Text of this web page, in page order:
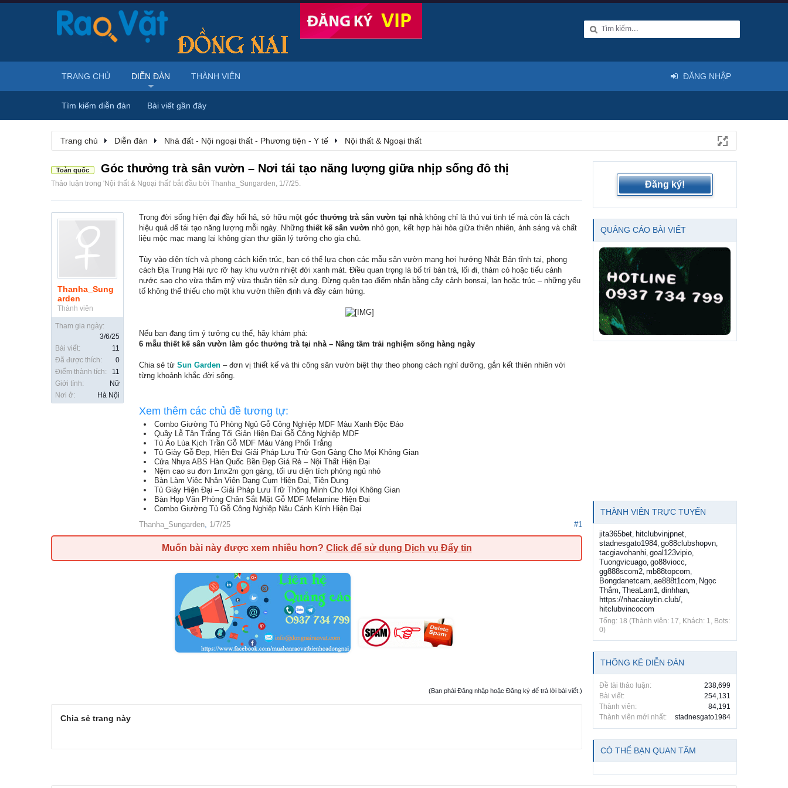
Trang chủ Diễn đàn Nhà đất - Nội ngoại thất - Phương tiện - Y tế Nội thất & Ngoại thất
Toàn quốc Góc thưởng trà sân vườn – Nơi tái tạo năng lượng giữa nhịp sống đô thị
Thảo luận trong 'Nội thất & Ngoại thất' bắt đầu bởi Thanha_Sungarden, 1/7/25.
Thanha_Sung
arden
Thành viên
Tham gia ngày:
3/6/25
Bài viết:
11
Đã được thích:
0
Điểm thành tích:
11
Giới tính:
Nữ
Nơi ở:
Hà Nội
Trong đời sống hiện đại đầy hối hả, sở hữu một góc thưởng trà sân vườn tại nhàkhông chỉ là thú vui tinh tế mà còn là cách
hiệu quả để tái tạo năng lượng mỗi ngày. Những thiết kế sân vườn nhỏ gọn, kết hợp hài hòa giữa thiên nhiên, ánh sáng và chất
liệu mộc mạc mang lại không gian thư giãn lý tưởng cho gia chủ.
Tùy vào diện tích và phong cách kiến trúc, bạn có thể lựa chọn các mẫu sân vườn mang hơi hướng Nhật Bản tĩnh tại, phong
cách Địa Trung Hải rực rỡ hay khu vườn nhiệt đới xanh mát. Điều quan trọng là bố trí bàn trà, lối đi, thảm cỏ hoặc tiểu cảnh
nước sao cho vừa thẩm mỹ vừa thuận tiện sử dụng. Đừng quên tạo điểm nhấn bằng cây cảnh bonsai, lan hoặc trúc – những yếu
tố không thể thiếu cho một khu vườn thiền định và đầy cảm hứng.
Nếu bạn đang tìm ý tưởng cụ thể, hãy khám phá:
6 mẫu thiết kế sân vườn làm góc thưởng trà tại nhà – Nâng tầm trải nghiệm sống hàng ngày
Chia sẻ từ Sun Garden – đơn vị thiết kế và thi công sân vườn biệt thự theo phong cách nghỉ dưỡng, gắn kết thiên nhiên với
từng khoảnh khắc đời sống.
Xem thêm các chủ đề tương tự:
Combo Giường Tủ Phòng Ngủ Gỗ Công Nghiệp MDF Màu Xanh Độc Đáo
Quầy Lễ Tân Trắng Tối Giản Hiện Đại Gỗ Công Nghiệp MDF
Tủ Áo Lùa Kịch Trần Gỗ MDF Màu Vàng Phối Trắng
Tủ Giày Gỗ Đẹp, Hiện Đại Giải Pháp Lưu Trữ Gọn Gàng Cho Mọi Không Gian
Cửa Nhựa ABS Hàn Quốc Bền Đẹp Giá Rẻ – Nội Thất Hiện Đại
Nệm cao su đơn 1mx2m gọn gàng, tối ưu diện tích phòng ngủ nhỏ
Bàn Làm Việc Nhân Viên Dạng Cụm Hiện Đại, Tiện Dụng
Tủ Giày Hiện Đại – Giải Pháp Lưu Trữ Thông Minh Cho Mọi Không Gian
Bàn Họp Văn Phòng Chân Sắt Mặt Gỗ MDF Melamine Hiện Đại
Combo Giường Tủ Gỗ Công Nghiệp Nâu Cánh Kính Hiện Đại
Thanha_Sungarden, 1/7/25 #1
Muốn bài này được xem nhiều hơn? Click để sử dụng Dịch vụ Đẩy tin
(Bạn phải Đăng nhập hoặc Đăng ký để trả lời bài viết.)
Chia sẻ trang này
Đăng ký!
QUẢNG CÁO BÀI VIẾT
THÀNH VIÊN TRỰC TUYẾN
jita365bet, hitclubvinjpnet,
stadnesgato1984, go88clubshopvn,
tacgiavohanhi, goal123vipio,
Tuongvicuago, go88viocc,
gg888scom2, mb88topcom,
Bongdanetcam, ae888t1com, Ngọc
Thắm, TheaLam1, dinhhan,
https://nhacaiuytin.club/,
hitclubvincocom
Tổng: 18 (Thành viên: 17, Khách: 1, Bots:
0)
THỐNG KÊ DIỄN ĐÀN
Đề tài thảo luận:
238,699
Bài viết:
254,131
Thành viên:
84,191
Thành viên mới nhất:
stadnesgato1984
CÓ THỂ BẠN QUAN TÂM
TRANG CHỦ DIỄN ĐÀN
Tìm kiếm diễn đàn Bài viết gần đây
THÀNH VIÊN ĐĂNG NHẬP